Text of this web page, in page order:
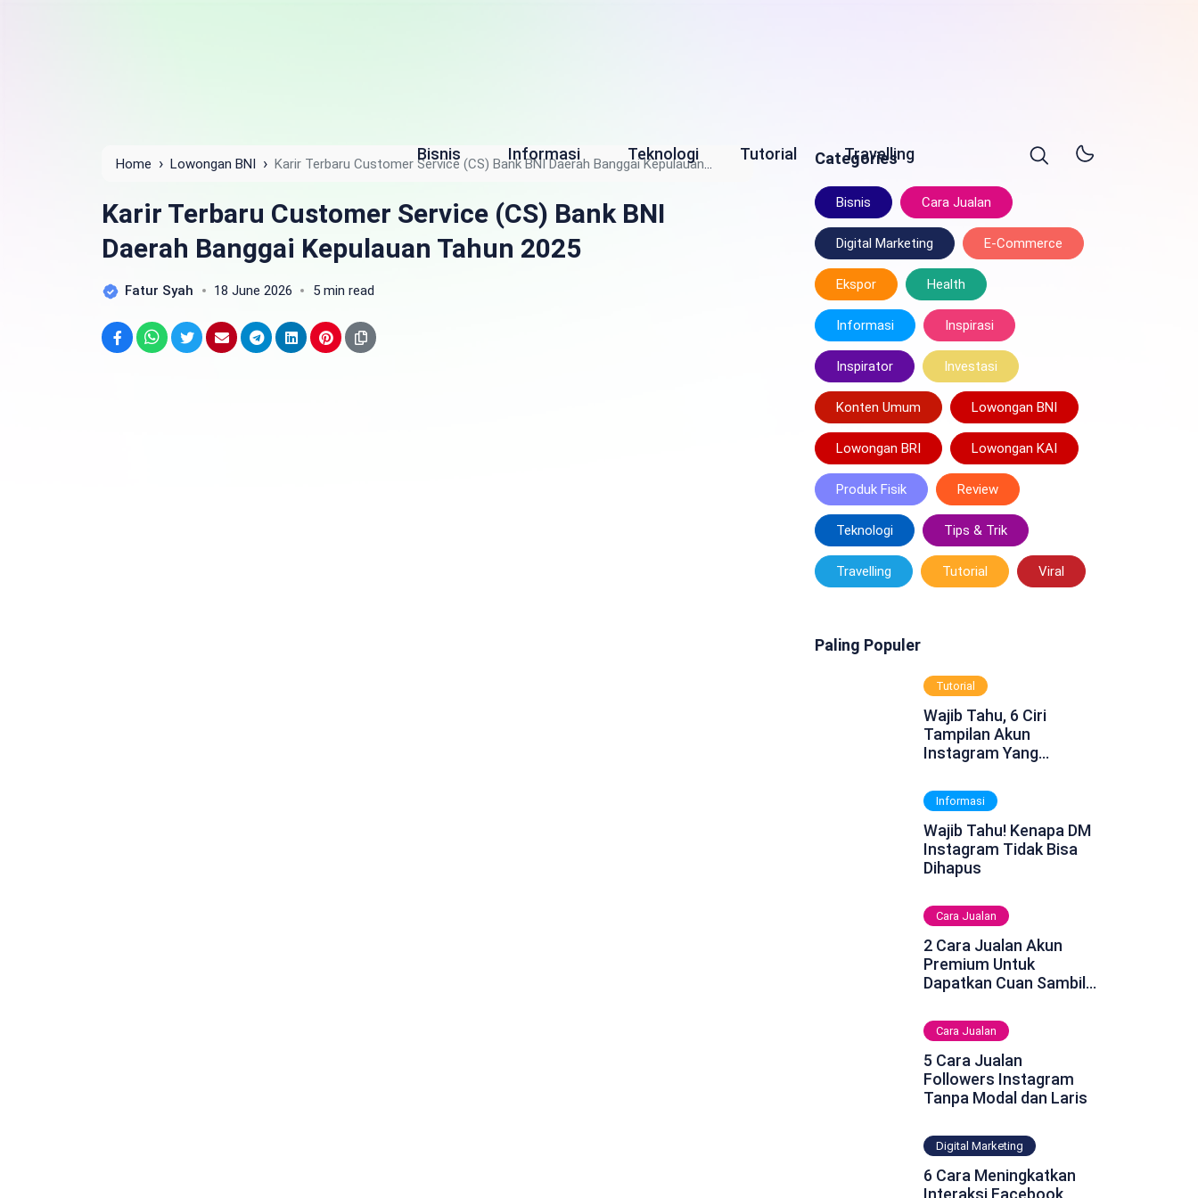
Bisnis Informasi Teknologi Tutorial Travelling
Home › Lowongan BNI › Karir Terbaru Customer Service (CS) Bank BNI Daerah Banggai Kepulauan
Karir Terbaru Customer Service (CS) Bank BNI
Daerah Banggai Kepulauan Tahun 2025
Fatur Syah 18 June 2026 5 min read
Categories
Bisnis Cara Jualan
Digital Marketing E-Commerce
Ekspor Health
Informasi Inspirasi
Inspirator Investasi
Konten Umum Lowongan BNI
Lowongan BRI Lowongan KAI
Produk Fisik Review
Teknologi Tips & Trik
Travelling Tutorial Viral
Paling Populer
Tutorial
Wajib Tahu, 6 Ciri
Tampilan Akun
Instagram Yang
Informasi
Wajib Tahu! Kenapa DM
Instagram Tidak Bisa
Dihapus
Cara Jualan
2 Cara Jualan Akun
Premium Untuk
Dapatkan Cuan Sambil
Cara Jualan
5 Cara Jualan
Followers Instagram
Tanpa Modal dan Laris
Digital Marketing
6 Cara Meningkatkan
Interaksi Facebook